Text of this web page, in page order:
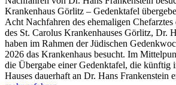
Krankenhaus Görlitz – Gedenktafel
Acht Nachfahren des ehemaligen
des St. Carolus Krankenhauses Görlitz, Dr.
haben im Rahmen der Jüdischen
2026 das Krankenhaus besucht. Im
die Übergabe einer Gedenktafel, die künftig
Hauses dauerhaft an Dr. Hans Frankenstein